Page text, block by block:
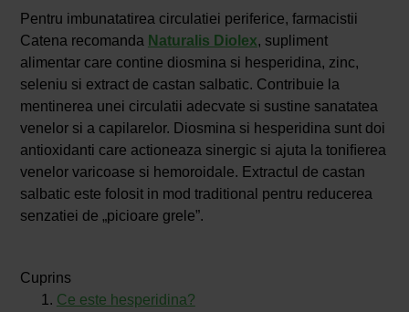
Pentru imbunatatirea circulatiei periferice, farmacistii
Catena recomanda Naturalis Diolex, supliment
alimentar care contine diosmina si hesperidina, zinc,
seleniu si extract de castan salbatic. Contribuie la
mentinerea unei circulatii adecvate si sustine sanatatea
venelor si a capilarelor. Diosmina si hesperidina sunt doi
antioxidanti care actioneaza sinergic si ajuta la toniﬁerea
venelor varicoase si hemoroidale. Extractul de castan
salbatic este folosit in mod traditional pentru reducerea
senzatiei de „picioare grele”.
Cuprins
Ce este hesperidina?